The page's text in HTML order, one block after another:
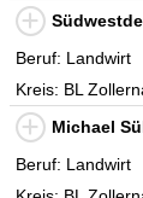
Beruf: Landwirt
Kreis: BL
Michael
Beruf: Landwirt